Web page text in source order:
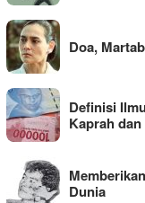
Doa,
Definisi
Kaprah
Dunia